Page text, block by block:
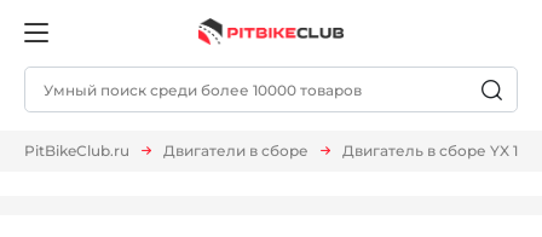
PitBikeClub.ru Двигатели в сборе Двигатель в сборе YX